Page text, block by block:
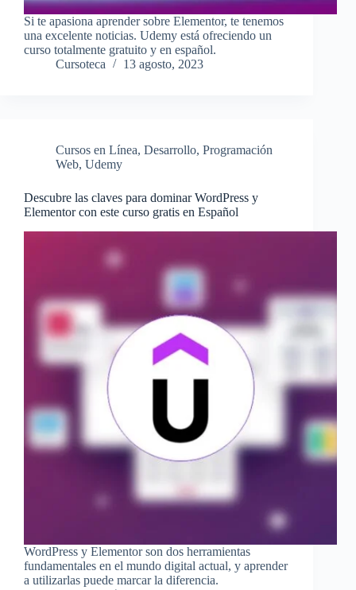
Si te apasiona aprender sobre Elementor, te tenemos
una excelente noticias. Udemy está ofreciendo un
curso totalmente gratuito y en español.
Cursoteca
13 agosto, 2023
Cursos en Línea, Desarrollo, Programación
Web, Udemy
Descubre las claves para dominar WordPress y
Elementor con este curso gratis en Español
WordPress y Elementor son dos herramientas
fundamentales en el mundo digital actual, y aprender
a utilizarlas puede marcar la diferencia.